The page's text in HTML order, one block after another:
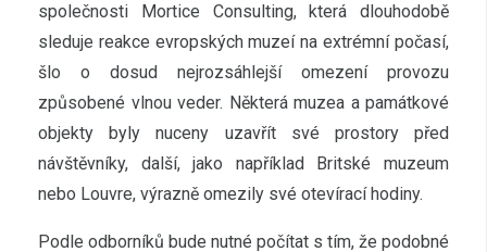
společnosti Mortice Consulting, která dlouhodobě
sleduje reakce evropských muzeí na extrémní počasí,
šlo o dosud nejrozsáhlejší omezení provozu
způsobené vlnou veder. Některá muzea a památkové
objekty byly nuceny uzavřít své prostory před
návštěvníky, další, jako například Britské muzeum
nebo Louvre, výrazně omezily své otevírací hodiny.
Podle odborníků bude nutné počítat s tím, že podobné